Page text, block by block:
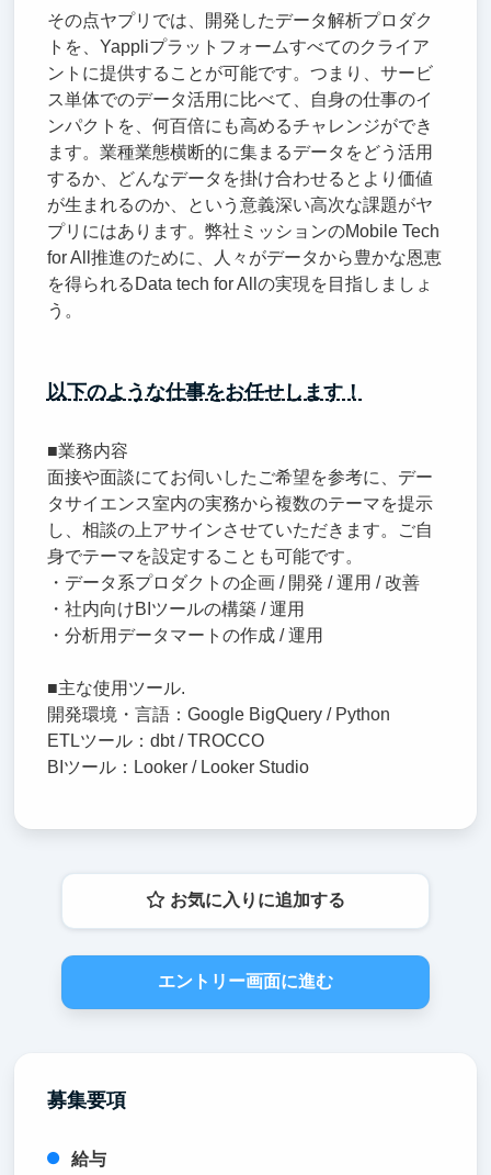
その点ヤプリでは、開発したデータ解析プロダク
トを、Yappliプラットフォームすべてのクライア
ントに提供することが可能です。つまり、サービ
ス単体でのデータ活用に比べて、自身の仕事のイ
ンパクトを、何百倍にも高めるチャレンジができ
ます。業種業態横断的に集まるデータをどう活用
するか、どんなデータを掛け合わせるとより価値
が生まれるのか、という意義深い高次な課題がヤ
プリにはあります。弊社ミッションのMobile Tech
for All推進のために、人々がデータから豊かな恩恵
を得られるData tech for Allの実現を目指しましょ
う。
以下のような仕事をお任せします！
■業務内容
面接や面談にてお伺いしたご希望を参考に、デー
タサイエンス室内の実務から複数のテーマを提示
し、相談の上アサインさせていただきます。ご自
身でテーマを設定することも可能です。
・データ系プロダクトの企画 / 開発 / 運用 / 改善
・社内向けBIツールの構築 / 運用
・分析用データマートの作成 / 運用
■主な使用ツール.
開発環境・言語：Google BigQuery / Python
ETLツール：dbt / TROCCO
BIツール：Looker / Looker Studio
お気に入りに追加する
エントリー画面に進む
募集要項
給与